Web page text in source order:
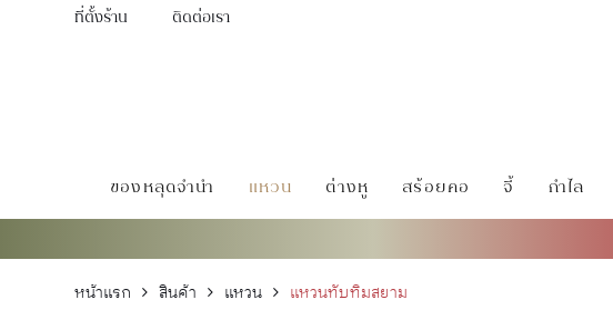
ที่ตั้งร้าน ติดต่อเรา
ของหลุดจำนำ แหวน ต่างหู สร้อยคอ จี้ กำไล
หน้าแรก สินค้า แหวน แหวนทับทิมสยาม